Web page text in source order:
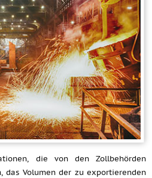
die von den Zollbehörden
das Volumen der zu exportierenden